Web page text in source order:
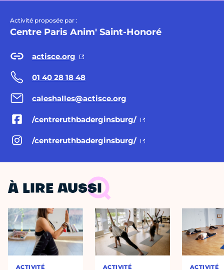
Activité proposée par :
Centre Paris Anim' Saint-Honoré
actisce.org
01 40 28 18 48
caleshalles@actisce.org
/centreruthbaderginsburg/
/centreruthbaderginsburg/
À LIRE AUSSI
ACTIVITÉ ACTIVITÉ ACTIVITÉ